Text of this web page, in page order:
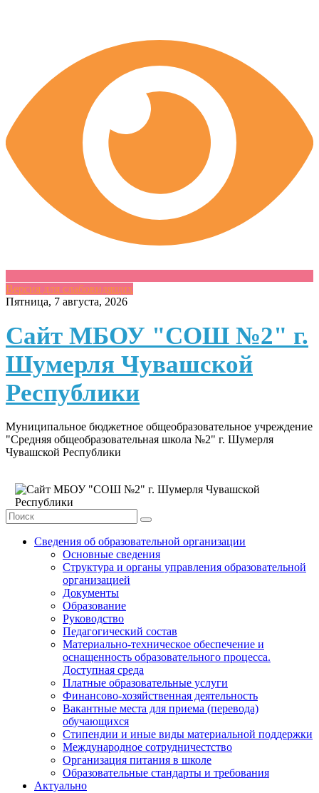
Версия для слабовидящих
Skip
content
Пятница, 7 августа, 2026
Сайт МБОУ "СОШ №2" г.
Шумерля Чувашской
Республики
Муниципальное бюджетное общеобразовательное учреждение
"Средняя общеобразовательная школа №2" г. Шумерля
Чувашской Республики
Сведения об образовательной организации
Основные сведения
Структура и органы управления образовательной
организацией
Документы
Образование
Руководство
Педагогический состав
Материально-техническое обеспечение и
оснащенность образовательного процесса.
Доступная среда
Платные образовательные услуги
Финансово-хозяйственная деятельность
Вакантные места для приема (перевода)
обучающихся
Стипендии и иные виды материальной поддержки
Международное сотрудничестство
Организация питания в школе
Образовательные стандарты и требования
Актуально